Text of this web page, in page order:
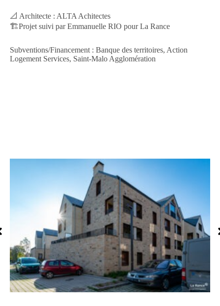
📐 Architecte : ALTA Achitectes
🏗️Projet suivi par Emmanuelle RIO pour La Rance
Subventions/Financement : Banque des territoires, Action
Logement Services, Saint-Malo Agglomération